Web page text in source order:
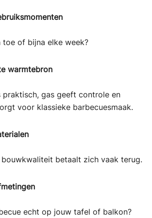
toe of bijna elke week?
warmtebron
praktisch, gas geeft controle en
voor klassieke barbecuesmaak.
bouwkwaliteit betaalt zich vaak terug.
echt op jouw tafel of balkon?